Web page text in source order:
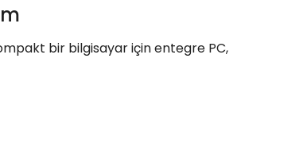
bir bilgisayar için entegre PC,